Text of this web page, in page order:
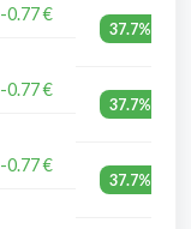
-0.77 €
37.7%
-0.77 €
37.7%
-0.77 €
37.7%